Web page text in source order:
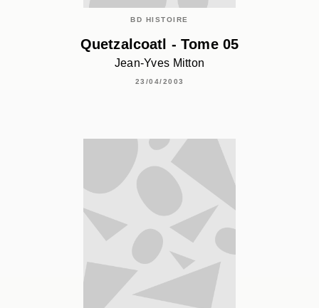
BD HISTOIRE
Quetzalcoatl - Tome 05
Jean-Yves Mitton
23/04/2003